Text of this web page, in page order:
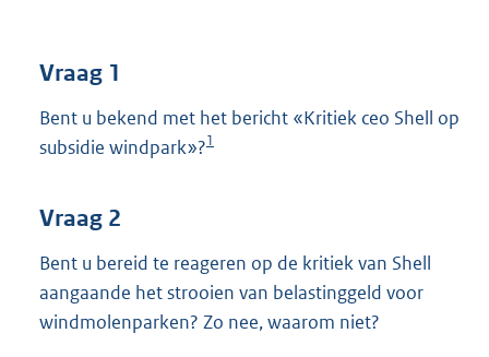
K
Vraag 1
Bent u bekend met het bericht «Kritiek ceo Shell op
subsidie windpark»?1
Vraag 2
Bent u bereid te reageren op de kritiek van Shell
aangaande het strooien van belastinggeld voor
windmolenparken? Zo nee, waarom niet?